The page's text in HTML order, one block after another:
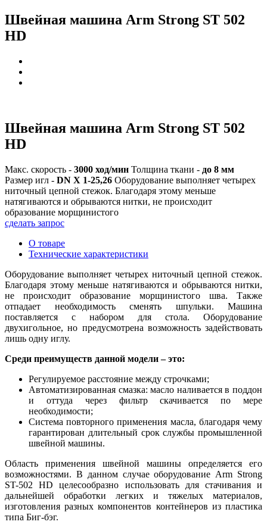
Швейная машина Arm Strong ST 502
HD
Швейная машина Arm Strong ST 502
HD
Макс. скорость - 3000 ход/мин Толщина ткани - до 8 мм
Размер игл - DN X 1-25,26 Оборудование выполняет четырех
ниточный цепной стежок. Благодаря этому меньше
натягиваются и обрываются нитки, не происходит
образование морщинистого
сделать запрос
О товаре
Технические характеристики
Оборудование выполняет четырех ниточный цепной стежок.
Благодаря этому меньше натягиваются и обрываются нитки,
не происходит образование морщинистого шва. Также
отпадает необходимость сменять шпульки. Машина
поставляется с набором для стола. Оборудование
двухигольное, но предусмотрена возможность задействовать
лишь одну иглу.
Среди преимуществ данной модели – это:
Регулируемое расстояние между строчками;
Автоматизированная смазка: масло наливается в поддон
и оттуда через фильтр скачивается по мере
необходимости;
Система повторного применения масла, благодаря чему
гарантирован длительный срок службы промышленной
швейной машины.
Область применения швейной машины определяется его
возможностями. В данном случае оборудование Arm Strong
ST-502 HD целесообразно использовать для стачивания и
дальнейшей обработки легких и тяжелых материалов,
изготовления разных компонентов контейнеров из пластика
типа Биг-бэг.